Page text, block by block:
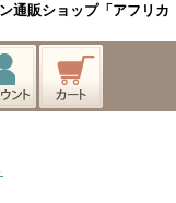
通販ショップ「アフリカ